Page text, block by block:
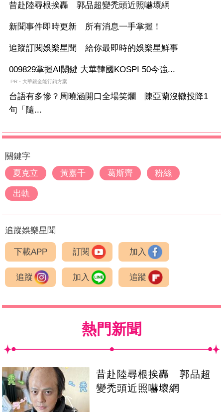
昔赴陸尋根挨轟 郭品超變禿頭近照嚇壞網
新聞事件即時更新 所有消息一手掌握！
追蹤訂閱娛樂星聞 給你最即時的娛樂星鮮事
009829掌握AI關鍵 大華韓國KOSPI 50今強...
PR・大華銀全能行銷方案
台語有多慘？周曉涵開口全場笑爛 陳亞蘭沒轍投降1
句「隨...
關鍵字
夏克立
黃嘉千 葛斯齊 粉絲
出軌
追蹤娛樂星聞
下載APP 訂閱 加入
追蹤 加入 追蹤
熱門新聞
昔赴陸尋根挨轟 郭品超
變禿頭近照嚇壞網